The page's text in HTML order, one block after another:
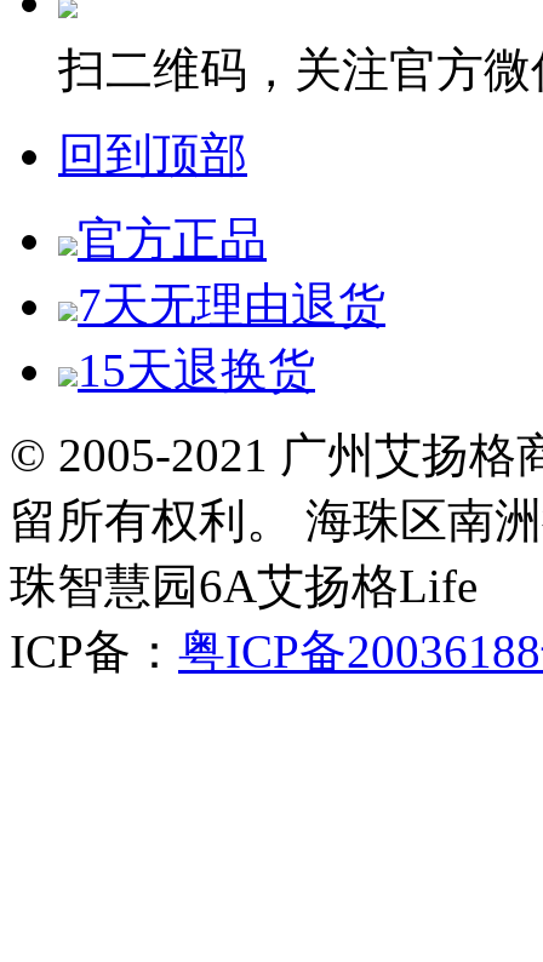
扫二维码，关注官方微
回到顶部
官方正品
7天无理由退货
15天退换货
© 2005-2021 广州艾扬
留所有权利。 海珠区南
珠智慧园6A艾扬格Life
ICP备： 粤ICP备